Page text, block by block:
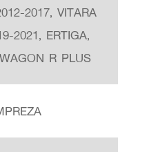
2017, VITARA
2021, ERTIGA,
R PLUS